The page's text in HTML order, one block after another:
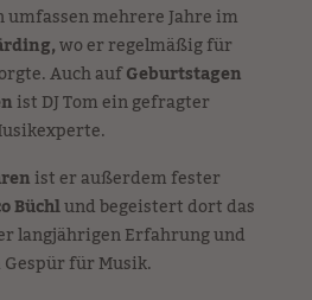
mehrere Jahre im
wo er regelmäßig für
Auch aufGeburtstagen
ist DJ Tom ein gefragter
ist er außerdem fester
Büchlund begeistert dort das
langjährigen Erfahrung und
für Musik.